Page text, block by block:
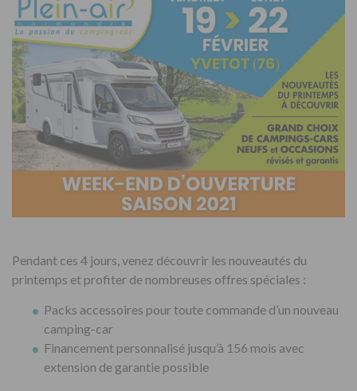
Pendant ces 4 jours, venez découvrir les nouveautés du
printemps et profiter de nombreuses offres spéciales :
Packs accessoires pour toute commande d’un nouveau
camping-car
Financement personnalisé jusqu’à 156 mois avec
extension de garantie possible